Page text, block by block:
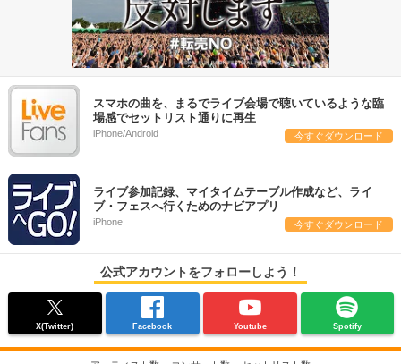
スマホの曲を、まるでライブ会場で聴いているような臨
場感でセットリスト通りに再生
iPhone/Android 今すぐダウンロード
ライブ参加記録、マイタイムテーブル作成など、ライ
ブ・フェスへ行くためのナビアプリ
iPhone 今すぐダウンロード
公式アカウントをフォローしよう！
X(Twitter) Facebook Youtube Spotify